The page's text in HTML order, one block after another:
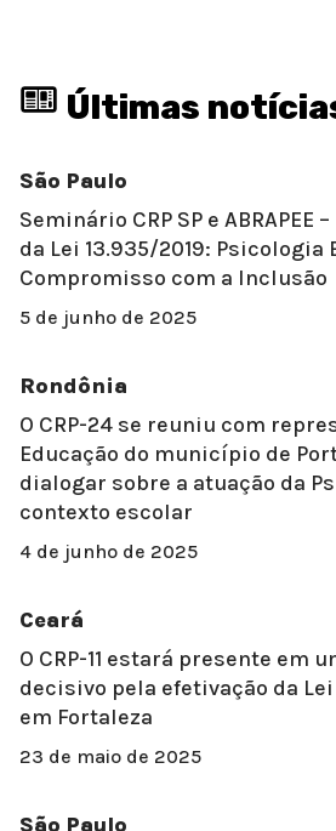
Últimas
São Paulo
Seminário CRP SP e ABRAPEE
da Lei 13.935/2019: Psicologia
Compromisso com a Inclusão
5 de junho de 2025
Rondônia
O CRP-24 se reuniu com
Educação do município de
dialogar sobre a atuação da
contexto escolar
4 de junho de 2025
Ceará
O CRP-11 estará presente em
decisivo pela efetivação da Lei
em Fortaleza
23 de maio de 2025
São Paulo